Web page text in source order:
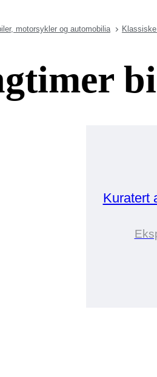
motorsykler og automobilia
Kuratert